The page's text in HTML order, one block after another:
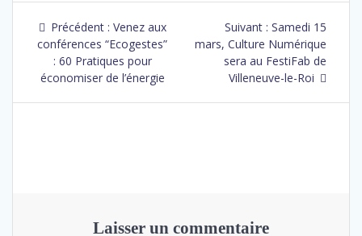
Précédent : Venez aux
conférences “Ecogestes”
: 60 Pratiques pour
économiser de l’énergie
Suivant : Samedi 15
mars, Culture Numérique
sera au FestiFab de
Villeneuve-le-Roi
Laisser un commentaire